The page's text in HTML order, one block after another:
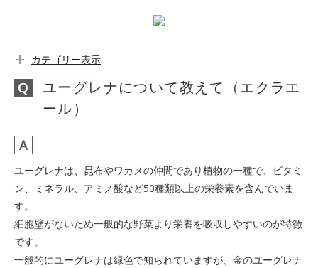
カテゴリー表示
ユーグレナについて教えて（エクラエ
ール）
ユーグレナは、昆布やワカメの仲間であり植物の一種で、ビタミ
ン、ミネラル、アミノ酸など50種類以上の栄養素を含んでいま
す。
細胞壁がないため一般的な野菜より栄養を吸収しやすいのが特徴
です。
一般的にユーグレナは緑色で知られていますが、金のユーグレナ